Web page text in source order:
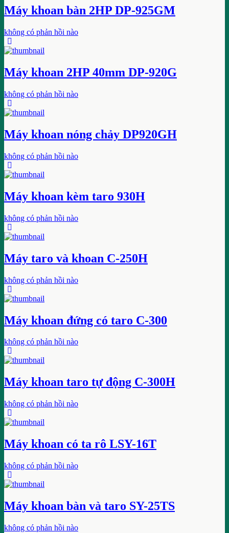
Máy khoan bàn 2HP DP-925GM
không có phản hồi nào
Máy khoan 2HP 40mm DP-920G
không có phản hồi nào
Máy khoan nóng chảy DP920GH
không có phản hồi nào
Máy khoan kèm taro 930H
không có phản hồi nào
Máy taro và khoan C-250H
không có phản hồi nào
Máy khoan đứng có taro C-300
không có phản hồi nào
Máy khoan taro tự động C-300H
không có phản hồi nào
Máy khoan có ta rô LSY-16T
không có phản hồi nào
Máy khoan bàn và taro SY-25TS
không có phản hồi nào